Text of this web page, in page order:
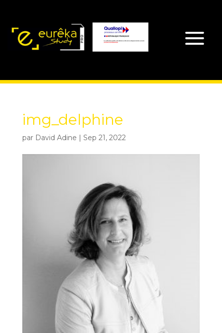
img_delphine
par David Adine | Sep 21, 2022